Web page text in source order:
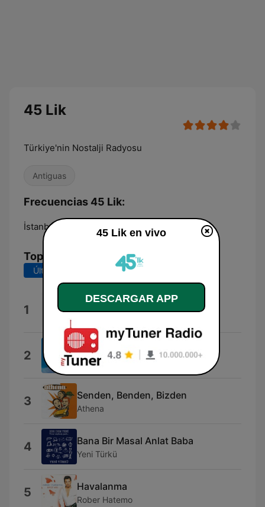
45 Lik
Türkiye'nin Nostalji Radyosu
Antiguas
Frecuencias 45 Lik:
İstanbul:
Top Canciones
Últimos 7 días Últimos 30 días
1 Aşk Eski Bir Yalan
2 Anlıyorsun Değil Mi
Barış Manço
3 Senden, Benden, Bizden
Athena
4 Bana Bir Masal Anlat Baba
Yeni Türkü
5 Havalanma
Rober Hatemo
45 Lik en vivo
DESCARGAR APP